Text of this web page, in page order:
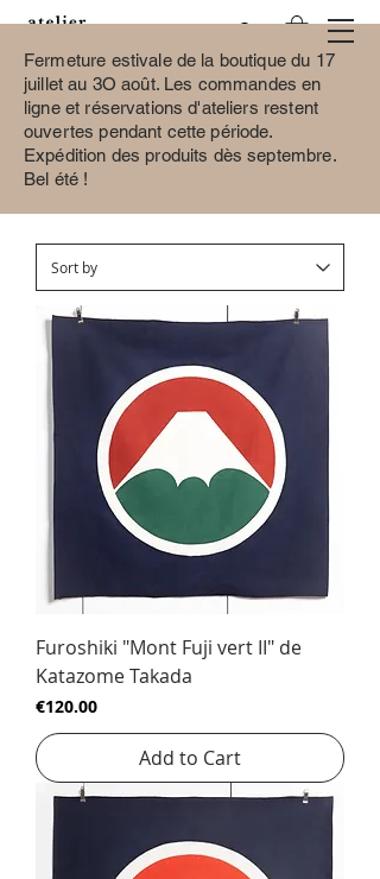
Fermeture estivale de la boutique du 17
juillet au 3O août. Les commandes en
ligne et réservations d'ateliers restent
ouvertes pendant cette période.
Expédition des produits dès septembre.
Bel été !
Medium grit sharpening
Furoshiki "Mont Fuji vert II" de
Katazome Takada
Price
€120.00
Add to Cart